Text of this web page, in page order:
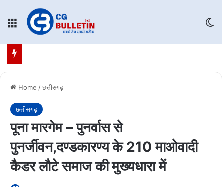
Menu
Home /छत्तीसगढ़
छत्तीसगढ़
पूना मारगेम – पुनर्वास से
पुनर्जीवन,दण्डकारण्य के 210 माओवादी
कैडर लौटे समाज की मुख्यधारा में